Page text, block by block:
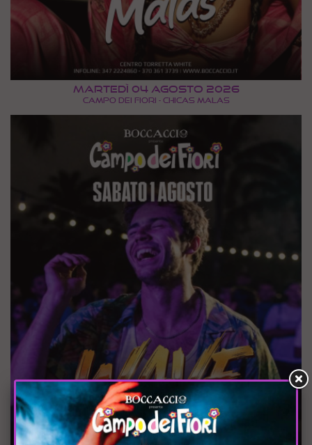
Martedì 04 Agosto 2026
CAMPO DEI FIORI - CHICAS MALAS